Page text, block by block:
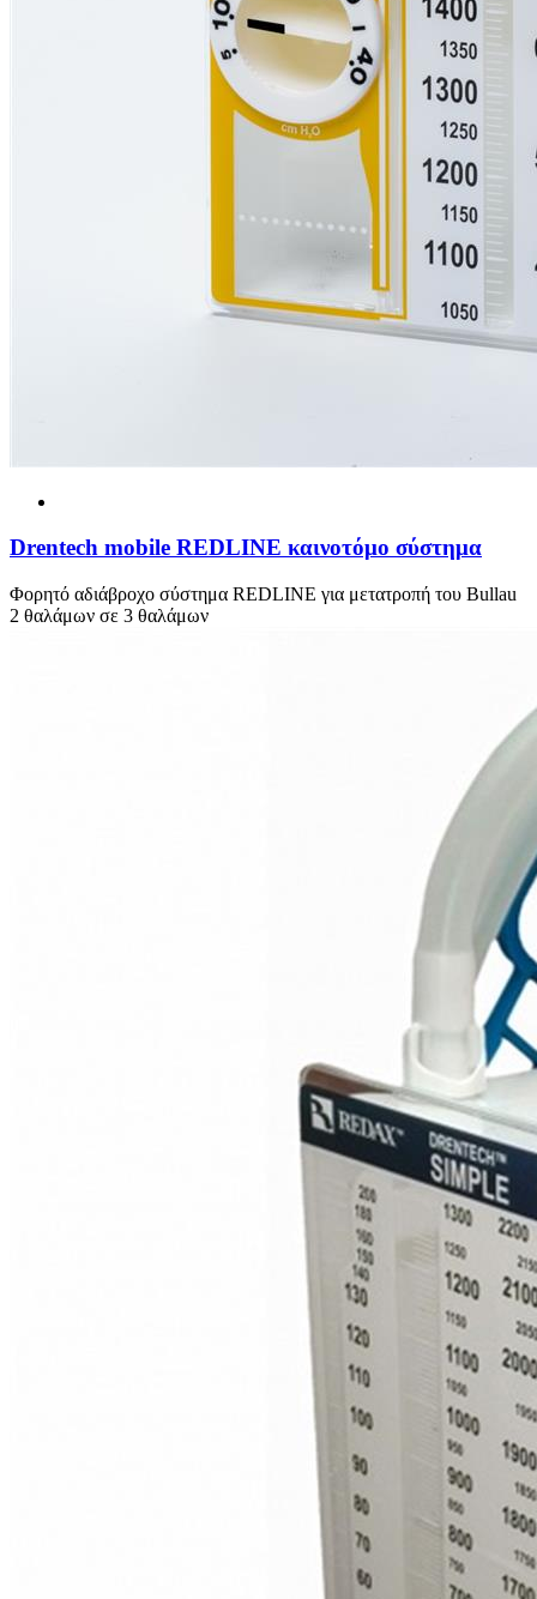
Drentech mobile REDLINE καινοτόμο σύστημα
Φορητό αδιάβροχο σύστημα REDLINE για μετατροπή του Bullau
2 θαλάμων σε 3 θαλάμων